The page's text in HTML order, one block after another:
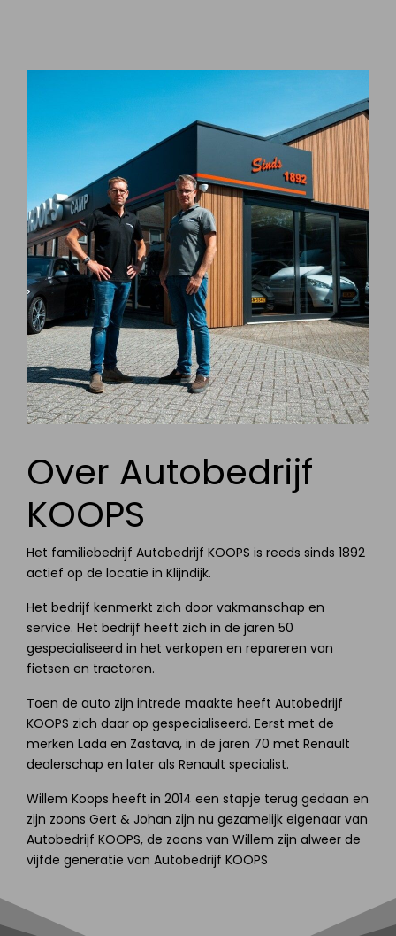
Over Autobedrijf
KOOPS
Het familiebedrijf Autobedrijf KOOPS is reeds sinds 1892
actief op de locatie in Klijndijk.
Het bedrijf kenmerkt zich door vakmanschap en
service. Het bedrijf heeft zich in de jaren 50
gespecialiseerd in het verkopen en repareren van
fietsen en tractoren.
Toen de auto zijn intrede maakte heeft Autobedrijf
KOOPS zich daar op gespecialiseerd. Eerst met de
merken Lada en Zastava, in de jaren 70 met Renault
dealerschap en later als Renault specialist.
Willem Koops heeft in 2014 een stapje terug gedaan en
zijn zoons Gert & Johan zijn nu gezamelijk eigenaar van
Autobedrijf KOOPS, de zoons van Willem zijn alweer de
vijfde generatie van Autobedrijf KOOPS